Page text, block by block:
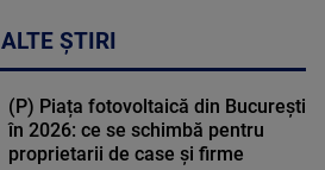
ALTE ȘTIRI
(P) Piața fotovoltaică din București
în 2026: ce se schimbă pentru
proprietarii de case și firme